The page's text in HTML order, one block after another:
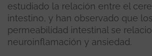
estudiado la relación entre el
intestino, y han observado que
permeabilidad intestinal se
neuroinflamación y ansiedad.